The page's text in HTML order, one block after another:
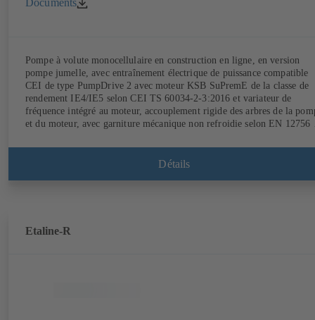
Pompe à volute monocellulaire en construction en ligne, en version
pompe jumelle, avec entraînement électrique de puissance compatible
CEI de type PumpDrive 2 avec moteur KSB SuPremE de la classe de
rendement IE4/IE5 selon CEI TS 60034-2-3:2016 et variateur de
fréquence intégré au moteur, accouplement rigide des arbres de la
et du moteur, avec garniture mécanique non refroidie selon EN 12756
Points de fixation selon la norme CEI 60072, dimensions extérieures
suivant DIN V 42673 (07-2011). Version ATEX disponible. Bien en
Détails
Etaline-R